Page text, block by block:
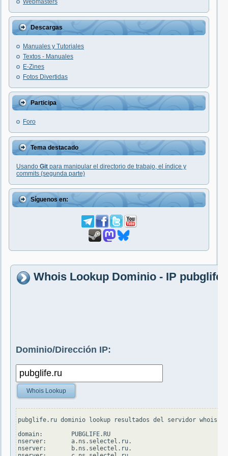
Webmasters
Descargas
Manuales y Tutoriales
Textos - Manuales
E-Zines
Fotos Divertidas
Participa
Foro
Tema destacado
Usando Git para manipular el directorio de trabajo, el índice y
commits (segunda parte)
Síguenos en:
Whois Lookup Dominio - IP
Dominio/Dirección IP:
Whois Lookup
pubglife.ru dominio lookup resultados del servidor
domain:        PUBGLIFE.RU
nserver:       a.ns.selectel.ru.
nserver:       b.ns.selectel.ru.